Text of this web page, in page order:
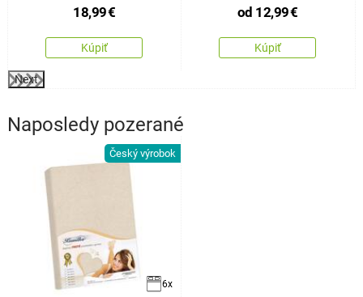
18,99€
Kúpiť
od 12,99€
Kúpiť
Next
Naposledy pozerané
Český výrobok
6x